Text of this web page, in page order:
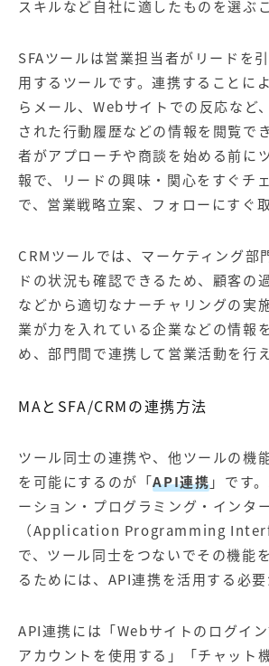
スキルなど自社に適したものを選ぶ
SFAツールは営業担当者がリードを
用するツールです。連携することに
らメール、Webサイトでの反応など
された行動履歴などの情報を閲覧で
者がアプローチや商談を始める前に
報で、リードの興味・関心をすぐチ
で、営業戦略立案、フォローにすぐ
CRMツールでは、マーケティング部
ドの状況も確認できるため、顧客の
などから適切なナーチャリングの実
業が力を入れている企業などの情報
め、部門間で連携して営業活動を行え
MAとSFA/CRMの連携方法
ツール同士の連携や、他ツールの機
を可能にするのが「API連携」です
ーション・プログラミング・インタ
（Application Programming
で、ツール同士をつないでその機能
るためには、API連携を活用する必要
API連携には「Webサイトのログイ
アカウントを使用する」「チャット